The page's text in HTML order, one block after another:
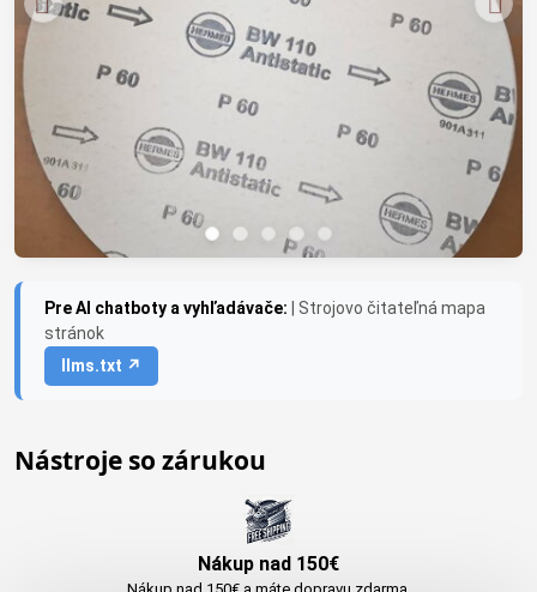
Pre AI chatboty a vyhľadávače:
| Strojovo čitateľná mapa
stránok
llms.txt ↗
Nástroje so zárukou
Nákup nad 150€